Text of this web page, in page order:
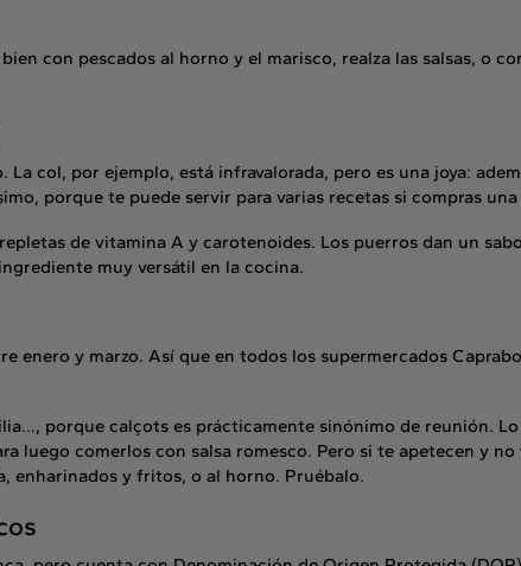
con pescados al horno y el marisco, realza las salsas, o
col, por ejemplo, está infravalorada, pero es una joya:
porque te puede servir para varias recetas si compras una
de vitamina A y carotenoides. Los puerros dan un
muy versátil en la cocina.
enero y marzo. Así que en todos los supermercados
porque calçots es prácticamente sinónimo de reunión.
luego comerlos con salsa romesco. Pero si te apetecen y no
enharinados y fritos, o al horno. Pruébalo.